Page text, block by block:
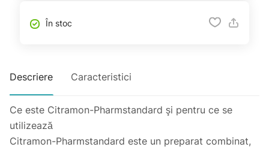
În stoc
Descriere Caracteristici
Ce este Citramon-Pharmstandard şi pentru ce se
utilizează
Citramon-Pharmstandard este un preparat combinat,